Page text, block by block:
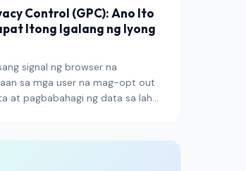
Control (GPC): Ano Ito
Itong Igalang ng Iyong
signal ng browser na
sa mga user na mag-opt out
at pagbabahagi ng data sa lahat
paano ito igalang nang tama.